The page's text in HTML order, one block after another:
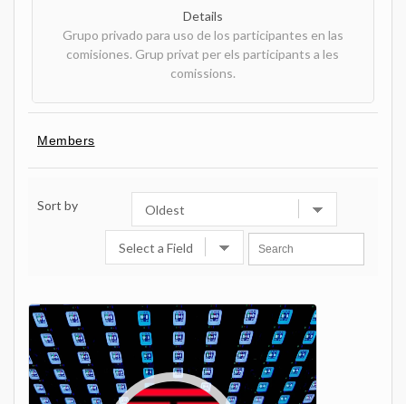
Details
Grupo privado para uso de los participantes en las
comisiones. Grup privat per els participants a les
comissions.
Members
Sort by